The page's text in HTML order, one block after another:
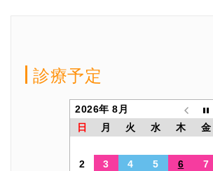
診療予定
2026年 8月
日
月 火 水 木 金
2
3 4 5 6 7